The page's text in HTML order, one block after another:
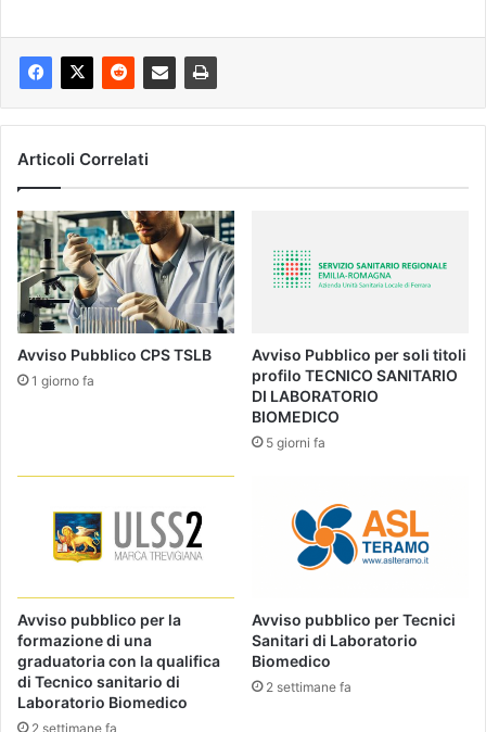
Articoli Correlati
Avviso Pubblico CPS TSLB
1 giorno fa
Avviso Pubblico per soli titoli
profilo TECNICO SANITARIO
DI LABORATORIO
BIOMEDICO
5 giorni fa
Avviso pubblico per la
formazione di una
graduatoria con la qualifica
di Tecnico sanitario di
Laboratorio Biomedico
2 settimane fa
Avviso pubblico per Tecnici
Sanitari di Laboratorio
Biomedico
2 settimane fa